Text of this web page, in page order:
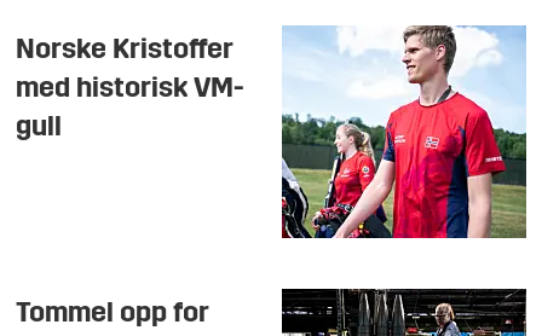
Norske Kristoffer
med historisk VM-
gull
Tommel opp for